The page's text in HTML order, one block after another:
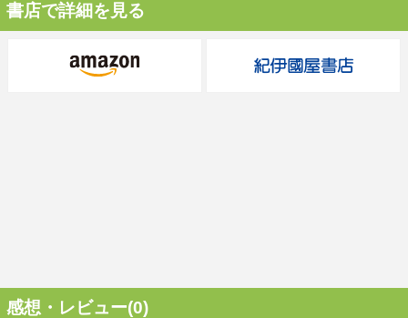
書店で詳細を見る
感想・レビュー(0)